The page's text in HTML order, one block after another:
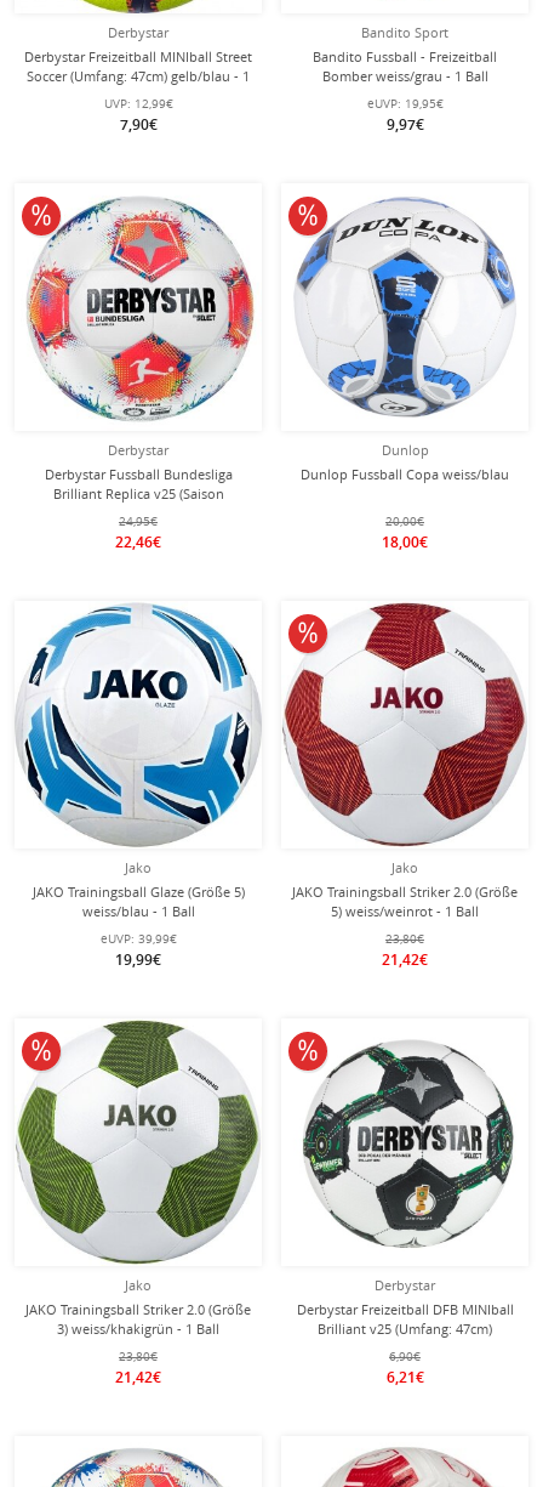
Derbystar
Derbystar Freizeitball MINIball Street
Soccer (Umfang: 47cm) gelb/blau - 1
Stück
UVP: 12,99€
7,90€
Bandito Sport
Bandito Fussball - Freizeitball
Bomber weiss/grau - 1 Ball
eUVP: 19,95€
9,97€
Derbystar
Derbystar Fussball Bundesliga
Brilliant Replica v25 (Saison
2025/2026) weiss/blau/rot
24,95€
22,46€
10% reduziert
Dunlop
Dunlop Fussball Copa weiss/blau
20,00€
18,00€
10% reduziert
Jako
JAKO Trainingsball Glaze (Größe 5)
weiss/blau - 1 Ball
eUVP: 39,99€
19,99€
Jako
JAKO Trainingsball Striker 2.0 (Größe
5) weiss/weinrot - 1 Ball
23,80€
21,42€
10% reduziert
Jako
JAKO Trainingsball Striker 2.0 (Größe
3) weiss/khakigrün - 1 Ball
23,80€
21,42€
10% reduziert
Derbystar
Derbystar Freizeitball DFB MINIball
Brilliant v25 (Umfang: 47cm)
weiss/schwarz/grün - 1 Stück
6,90€
6,21€
10% reduziert